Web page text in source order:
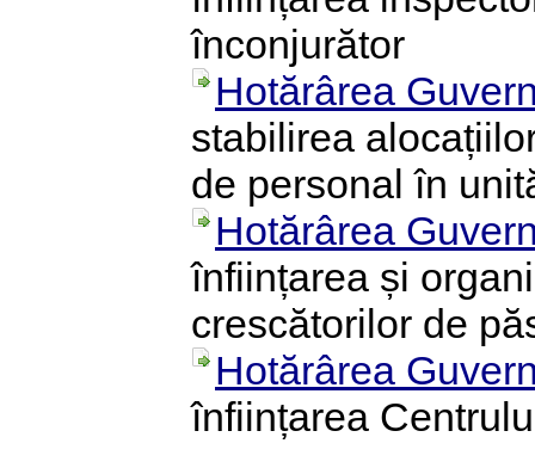
înconjurător
Hotărârea
stabilirea
de personal în
Hotărârea
înființarea și
crescătorilor de
Hotărârea
înființarea